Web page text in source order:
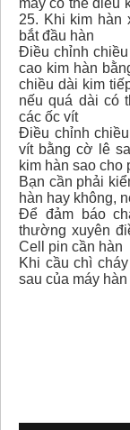
máy có thể điều
25. Khi kim hàn
bắt đầu hàn
Điều chỉnh
cao kim hàn
chiều dài kim
nếu quá dài có
các ốc vít
Điều chỉnh
vít bằng cờ lê
kim hàn sao cho
Bạn cần phải
hàn hay không,
Để đảm báo
thường xuyên
Cell pin cần hàn
Khi cầu chì
sau của máy hàn